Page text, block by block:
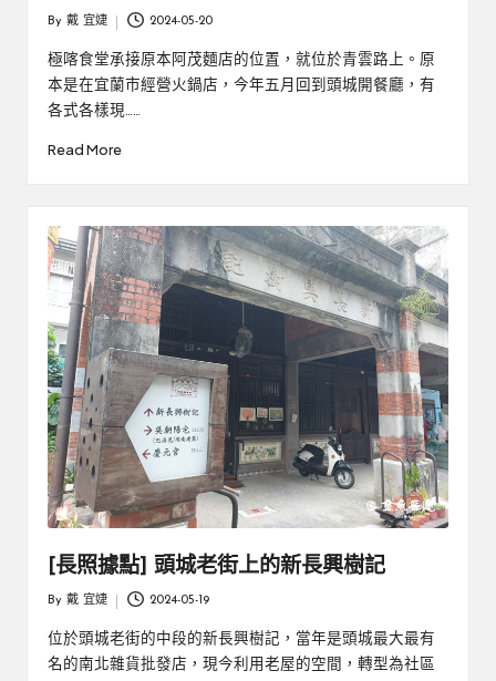
by
By 戴 宜婕 2024-05-20
極喀食堂承接原本阿茂麵店的位置，就位於青雲路上。原
本是在宜蘭市經營火鍋店，今年五月回到頭城開餐廳，有
各式各樣現……
Read More
[長照據點] 頭城老街上的新長興樹記
by
By 戴 宜婕 2024-05-19
位於頭城老街的中段的新長興樹記，當年是頭城最大最有
名的南北雜貨批發店，現今利用老屋的空間，轉型為社區